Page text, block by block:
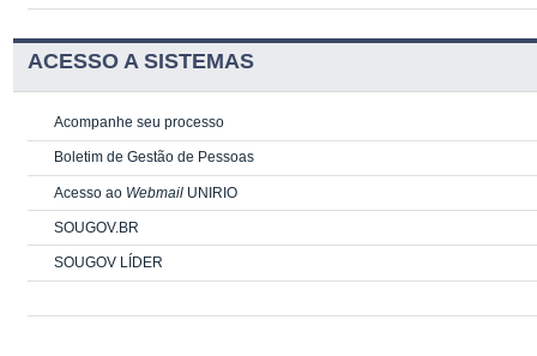
ACESSO A SISTEMAS
Acompanhe seu processo
Boletim de Gestão de Pessoas
Acesso ao Webmail UNIRIO
SOUGOV.BR
SOUGOV LÍDER